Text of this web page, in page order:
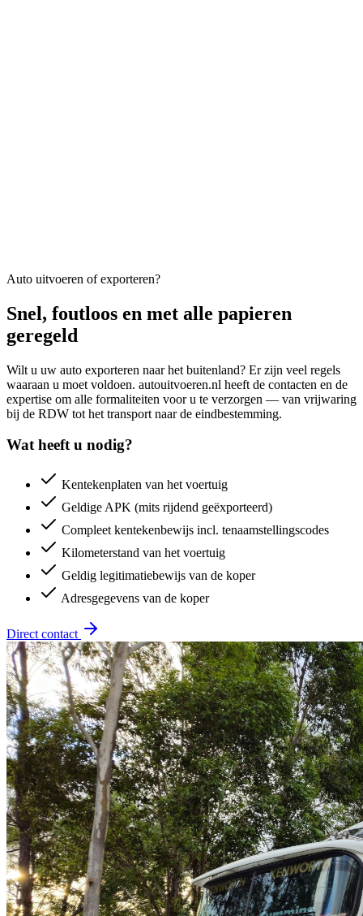
Auto uitvoeren of exporteren?
Snel, foutloos en met alle papieren
geregeld
Wilt u uw auto exporteren naar het buitenland? Er zijn veel regels
waaraan u moet voldoen. autouitvoeren.nl heeft de contacten en de
expertise om alle formaliteiten voor u te verzorgen — van vrijwaring
bij de RDW tot het transport naar de eindbestemming.
Wat heeft u nodig?
Kentekenplaten van het voertuig
Geldige APK (mits rijdend geëxporteerd)
Compleet kentekenbewijs incl. tenaamstellingscodes
Kilometerstand van het voertuig
Geldig legitimatiebewijs van de koper
Adresgegevens van de koper
Direct contact